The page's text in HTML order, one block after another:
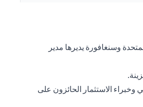
وسنغافورة يديرها مدير
وخبراء الاستثمار الحائزون على